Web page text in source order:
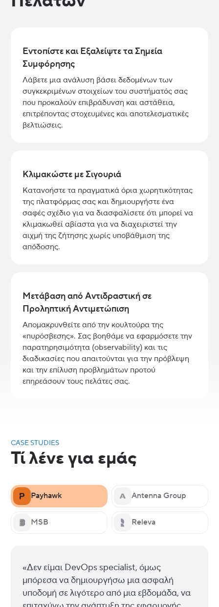
Εντοπίστε και Εξαλείψτε τα Σημεία
Συμφόρησης
Λάβετε μια ανάλυση βάσει δεδομένων των
συγκεκριμένων στοιχείων του συστήματός σας
που προκαλούν επιβράδυνση και αστάθεια,
επιτρέποντας στοχευμένες και αποτελεσματικές
βελτιώσεις.
Κλιμακώστε με Σιγουριά
Κατανοήστε τα πραγματικά όρια χωρητικότητας
της πλατφόρμας σας και δημιουργήστε ένα
σαφές σχέδιο για να διασφαλίσετε ότι μπορεί να
κλιμακωθεί αβίαστα για να διαχειριστεί την
αιχμή της ζήτησης χωρίς υποβάθμιση της
απόδοσης.
Μετάβαση από Αντιδραστική σε
Προληπτική Αντιμετώπιση
Απομακρυνθείτε από την κουλτούρα της
«πυρόσβεσης». Σας βοηθάμε να εφαρμόσετε την
παρατηρησιμότητα (observability) και τις
διαδικασίες που απαιτούνται για την πρόβλεψη
και την επίλυση προβλημάτων προτού
επηρεάσουν τους πελάτες σας.
CASE STUDIES
Τί λένε για εμάς
Payhawk Antenna Group
MSB Releva
«Δεν είμαι DevOps specialist, όμως
μπόρεσα να δημιουργήσω μια ασφαλή
υποδομή σε λιγότερο από μια εβδομάδα, να